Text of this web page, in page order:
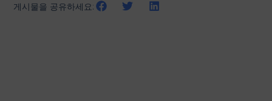
게시물을 공유하세요: